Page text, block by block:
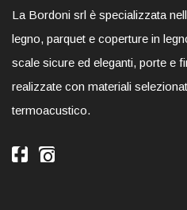
La Bordoni srl è specializzata
legno, parquet e coperture in
scale sicure ed eleganti, porte e
realizzate con materiali
termoacustico.